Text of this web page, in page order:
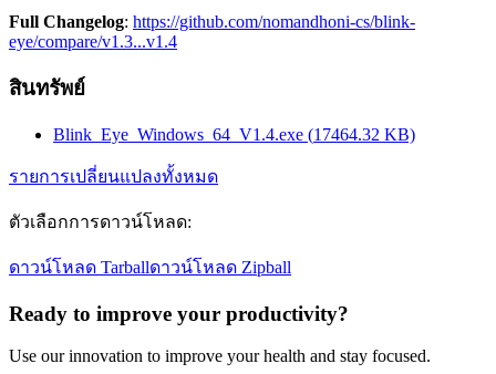
Full Changelog: https://github.com/nomandhoni-cs/blink-
eye/compare/v1.3...v1.4
สินทรัพย์
Blink_Eye_Windows_64_V1.4.exe (17464.32 KB)
รายการเปลี่ยนแปลงทั้งหมด
ตัวเลือกการดาวน์โหลด:
ดาวน์โหลด Tarballดาวน์โหลด Zipball
Ready to improve your productivity?
Use our innovation to improve your health and stay focused.